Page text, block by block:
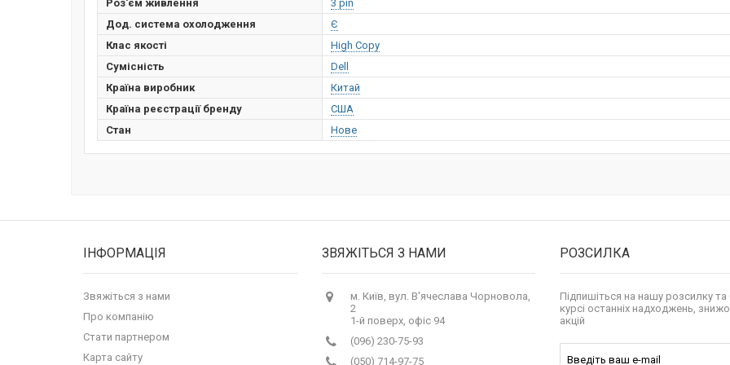
Роз'єм живлення
3 pin
Дод. система охолодження
Є
Клас якості
High Copy
Сумісність
Dell
Країна виробник
Китай
Країна реєстрації бренду
США
Стан
Нове
ІНФОРМАЦІЯ
Звяжіться з нами
Про компанію
Стати партнером
Карта сайту
ЗВЯЖІТЬСЯ З НАМИ
м. Київ, вул. В'ячеслава Чорновола,
2
1-й поверх, офіс 94
(096) 230-75-93
(050) 714-97-75
РОЗСИЛКА
Підпишіться на нашу розсилку та
курсі останніх надходжень,
акцій